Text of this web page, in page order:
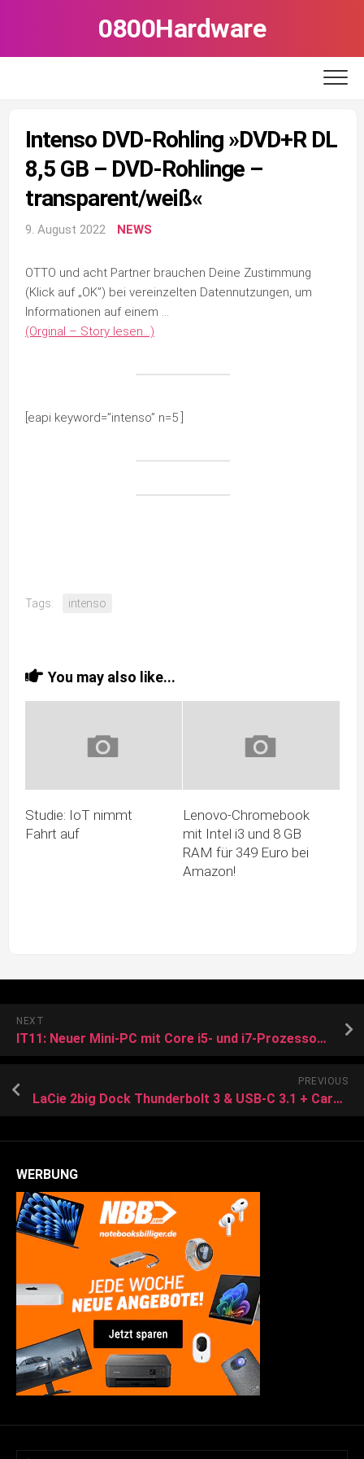
0800Hardware
Intenso DVD-Rohling »DVD+R DL
8,5 GB – DVD-Rohlinge –
transparent/weiß«
9. August 2022 NEWS
OTTO und acht Partner brauchen Deine Zustimmung
(Klick auf „OK”) bei vereinzelten Datennutzungen, um
Informationen auf einem …
(Orginal – Story lesen…)
[eapi keyword=”intenso” n=5 ]
Tags: intenso
You may also like...
Studie: IoT nimmt
Fahrt auf
Lenovo-Chromebook
mit Intel i3 und 8 GB
RAM für 349 Euro bei
Amazon!
NEXT
IT11: Neuer Mini-PC mit Core i5- und i7-Prozessor startet mit Rabatt in den Vorverkauf
PREVIOUS
LaCie 2big Dock Thunderbolt 3 & USB-C 3.1 + Cardreader – 16TB 3,5 Zoll 7200rpm (STGB16000400)
WERBUNG